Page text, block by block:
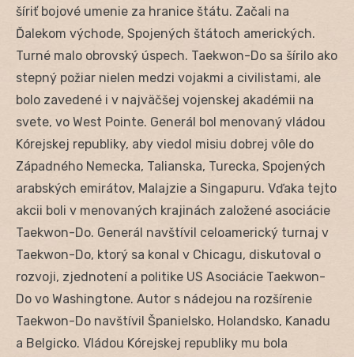
šíriť bojové umenie za hranice štátu. Začali na
Ďalekom východe, Spojených štátoch amerických.
Turné malo obrovský úspech. Taekwon-Do sa šírilo ako
stepný požiar nielen medzi vojakmi a civilistami, ale
bolo zavedené i v najväčšej vojenskej akadémii na
svete, vo West Pointe. Generál bol menovaný vládou
Kórejskej republiky, aby viedol misiu dobrej vôle do
Západného Nemecka, Talianska, Turecka, Spojených
arabských emirátov, Malajzie a Singapuru. Vďaka tejto
akcii boli v menovaných krajinách založené asociácie
Taekwon-Do. Generál navštívil celoamerický turnaj v
Taekwon-Do, ktorý sa konal v Chicagu, diskutoval o
rozvoji, zjednotení a politike US Asociácie Taekwon-
Do vo Washingtone. Autor s nádejou na rozšírenie
Taekwon-Do navštívil Španielsko, Holandsko, Kanadu
a Belgicko. Vládou Kórejskej republiky mu bola